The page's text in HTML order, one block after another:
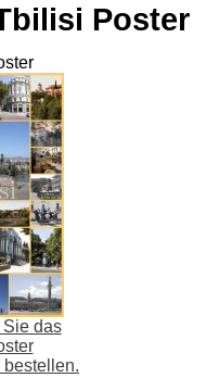
Poster
das
bestellen.